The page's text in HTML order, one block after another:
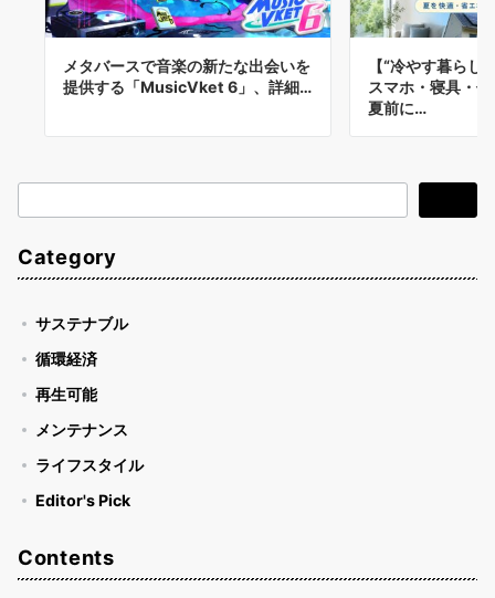
メタバースで音楽の新たな出会いを
提供する「MusicVket 6」、詳細…
【“冷やす暮らし
スマホ・寝具・
夏前に…
索
Category
サステナブル
循環経済
再生可能
メンテナンス
ライフスタイル
Editor's Pick
Contents